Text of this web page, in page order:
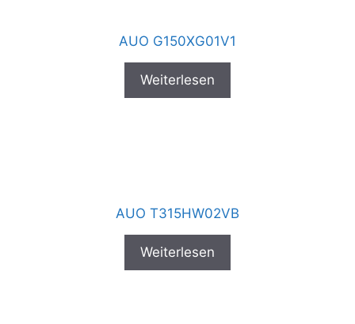
AUO G150XG01V1
Weiterlesen
AUO T315HW02VB
Weiterlesen